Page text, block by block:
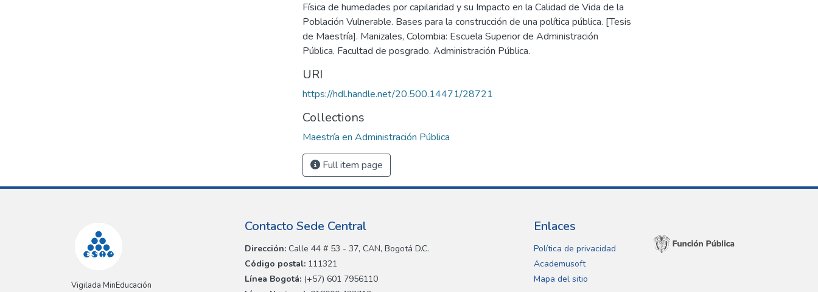
Física de humedades por capilaridad y su Impacto en la Calidad de Vida de la
Población Vulnerable. Bases para la construcción de una política pública. [Tesis
de Maestría]. Manizales, Colombia: Escuela Superior de Administración
Pública. Facultad de posgrado. Administración Pública.
URI
https://hdl.handle.net/20.500.14471/28721
Collections
Maestría en Administración Pública
Full item page
Vigilada MinEducación
Contacto Sede Central
Dirección: Calle 44 # 53 - 37, CAN, Bogotá D.C.
Código postal: 111321
Línea Bogotá: (+57) 601 7956110
Enlaces
Política de privacidad
Academusoft
Mapa del sitio